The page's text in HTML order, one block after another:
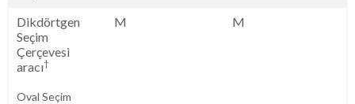
Dikdörtgen
Seçim
Çerçevesi
aracı†
Oval Seçim
M M